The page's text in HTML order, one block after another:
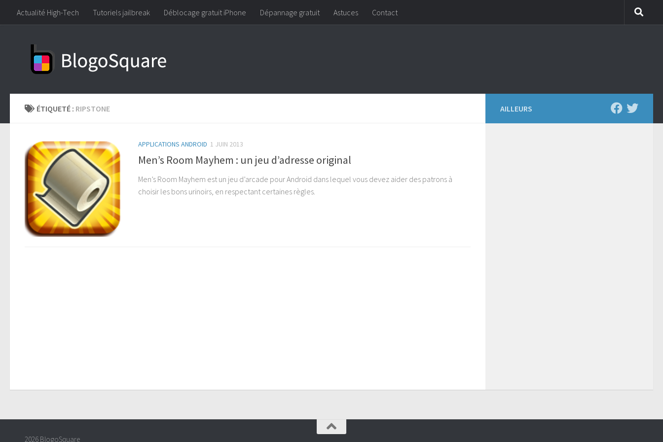
Skip to content
Actualité High-Tech Tutoriels jailbreak Déblocage gratuit iPhone Dépannage gratuit Astuces Contact
ÉTIQUETÉ : RIPSTONE
APPLICATIONS ANDROID 1 JUIN 2013
Men’s Room Mayhem : un jeu d’adresse original
Men’s Room Mayhem est un jeu d’arcade pour Android dans lequel vous devez aider des patrons à
choisir les bons urinoirs, en respectant certaines règles.
AILLEURS
2026 BlogoSquare